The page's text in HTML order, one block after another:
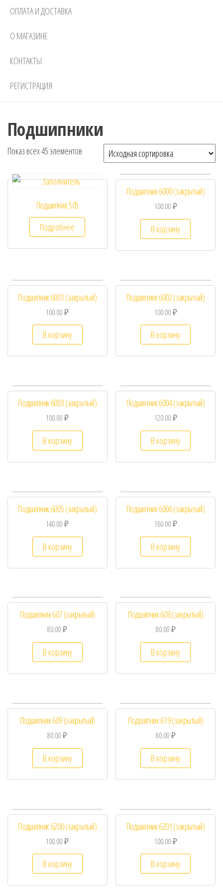
ОПЛАТА И ДОСТАВКА
О МАГАЗИНЕ
КОНТАКТЫ
РЕГИСТРАЦИЯ
Подшипники
Показ всех 45 элементов
Подшипник 505
Подробнее
Подшипник 6000 (закрытый)
100.00₽
В корзину
Подшипник 6001 (закрытый)
100.00₽
В корзину
Подшипник 6002 (закрытый)
100.00₽
В корзину
Подшипник 6003 (закрытый)
100.00₽
В корзину
Подшипник 6004 (закрытый)
120.00₽
В корзину
Подшипник 6005 (закрытый)
140.00₽
В корзину
Подшипник 6006 (закрытый)
160.00₽
В корзину
Подшипник 607 (закрытый)
80.00₽
В корзину
Подшипник 608 (закрытый)
80.00₽
В корзину
Подшипник 609 (закрытый)
80.00₽
В корзину
Подшипник 619 (закрытый)
80.00₽
В корзину
Подшипник 6200 (закрытый)
100.00₽
В корзину
Подшипник 6201 (закрытый)
100.00₽
В корзину